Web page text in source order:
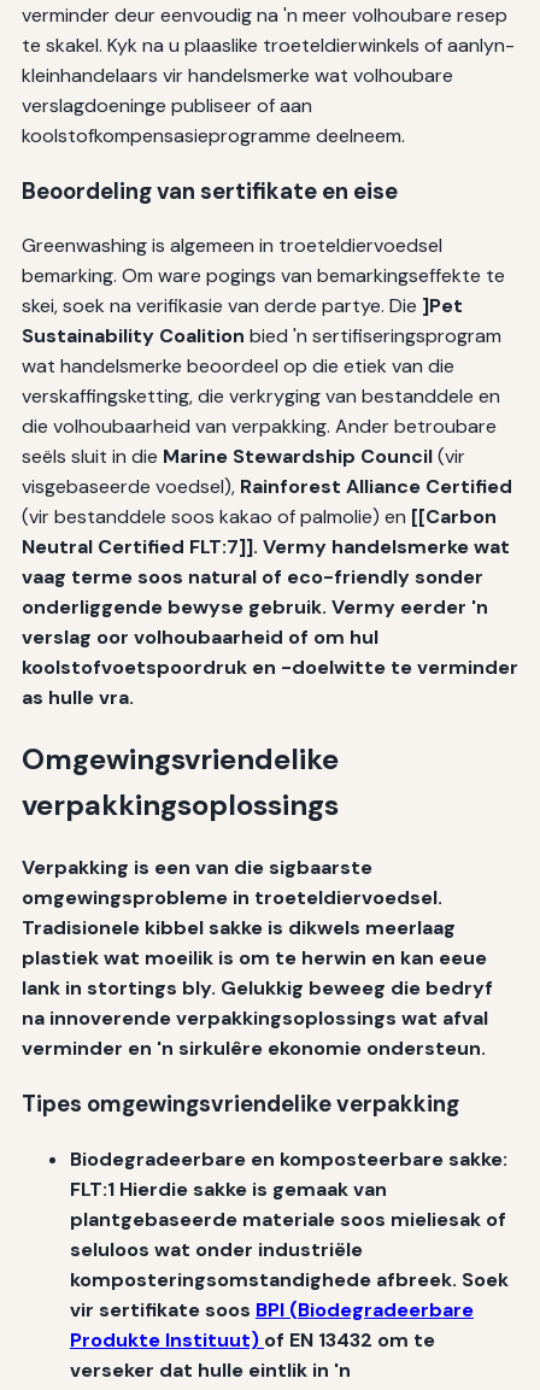
verminder deur eenvoudig na 'n meer volhoubare resep
te skakel. Kyk na u plaaslike troeteldierwinkels of aanlyn-
kleinhandelaars vir handelsmerke wat volhoubare
verslagdoeninge publiseer of aan
koolstofkompensasieprogramme deelneem.
Beoordeling van sertifikate en eise
Greenwashing is algemeen in troeteldiervoedsel
bemarking. Om ware pogings van bemarkingseffekte te
skei, soek na verifikasie van derde partye. Die ]Pet
Sustainability Coalition bied 'n sertifiseringsprogram
wat handelsmerke beoordeel op die etiek van die
verskaffingsketting, die verkryging van bestanddele en
die volhoubaarheid van verpakking. Ander betroubare
seëls sluit in die Marine Stewardship Council(vir
visgebaseerde voedsel), Rainforest Alliance Certified
(vir bestanddele soos kakao of palmolie) en [[Carbon
Neutral Certified FLT:7]]. Vermy handelsmerke wat
vaag terme soos natural of eco-friendly sonder
onderliggende bewyse gebruik. Vermy eerder 'n
verslag oor volhoubaarheid of om hul
koolstofvoetspoordruk en -doelwitte te verminder
as hulle vra.
Omgewingsvriendelike
verpakkingsoplossings
Verpakking is een van die sigbaarste
omgewingsprobleme in troeteldiervoedsel.
Tradisionele kibbel sakke is dikwels meerlaag
plastiek wat moeilik is om te herwin en kan eeue
lank in stortings bly. Gelukkig beweeg die bedryf
na innoverende verpakkingsoplossings wat afval
verminder en 'n sirkulêre ekonomie ondersteun.
Tipes omgewingsvriendelike verpakking
Biodegradeerbare en komposteerbare sakke:
FLT:1 Hierdie sakke is gemaak van
plantgebaseerde materiale soos mieliesak of
seluloos wat onder industriële
komposteringsomstandighede afbreek. Soek
vir sertifikate soos BPI (Biodegradeerbare
Produkte Instituut) of EN 13432 om te
verseker dat hulle eintlik in 'n